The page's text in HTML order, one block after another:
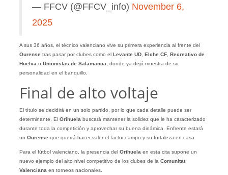
— FFCV (@FFCV_info) November 6,
2025
A sus 36 años, el técnico valenciano vive su primera experiencia al frente del
Ourensetras pasar por clubes como el Levante UD, Elche CF, Recreativo de
Huelvao Unionistas de Salamanca, donde ya dejó muestra de su
personalidad en el banquillo.
Final de alto voltaje
El título se decidirá en un solo partido, por lo que cada detalle puede ser
determinante. El Orihuelabuscará mantener la solidez que le ha caracterizado
durante toda la competición y aprovechar su buena dinámica. Enfrente estará
un Ourenseque querrá hacer valer el factor campo y su fortaleza en casa.
Para el fútbol valenciano, la presencia del Orihuelaen esta cita supone un
nuevo ejemplo del alto nivel competitivo de los clubes de la Comunitat
Valencianaen torneos nacionales.